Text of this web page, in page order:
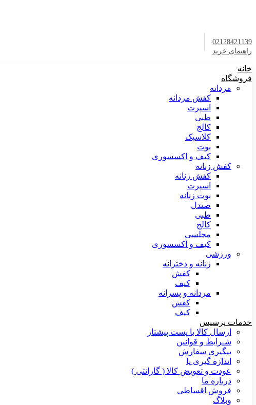
02128421139
راهنمای خرید
خانه
فروشگاه
مردانه
کفش مردانه
اسپرت
طبی
کالج
کلاسیک
بوت
کیف و اکسسوری
کفش زنانه
کفش زنانه
اسپرت
بوت زنانه
صندل
طبی
کالج
مجلسی
کیف و اکسسوری
ورزشی
زنانه و دخترانه
کفش
کیف
مردانه و پسرانه
کفش
کیف
خدمات پرسیس
ارسال کالا با پست پیشتاز
شـرایط و قوانین
پیگیری سفارش
اندازه گیری پا
عودت و تعویض کالا ( گارانتی )
درباره ما
فروش اقساطی
وبلاگ